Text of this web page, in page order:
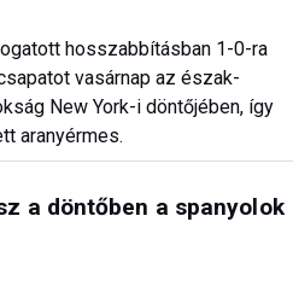
hosszabbításban 1-0-ra
vasárnap az észak-
New York-i döntőjében, így
aranyérmes.
a döntőben a spanyolok